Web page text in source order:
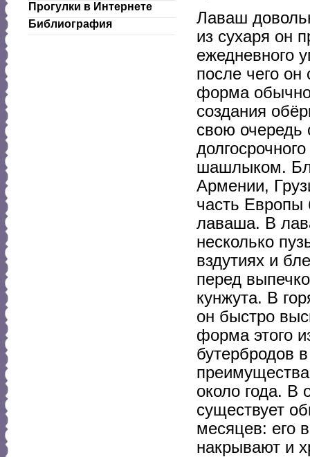
Прогулки в Интернете
Библиография
Лаваш
из сухаря он
ежедневного
после чего
форма обычно
создания
свою очередь
шашлыком.
Армении,
часть Европы
лаваша. В
несколько
вздутиях и
перед
кунжута. В
он быстро
форма этого
бутербродов
около года. В
существует
месяцев: его
накрывают и